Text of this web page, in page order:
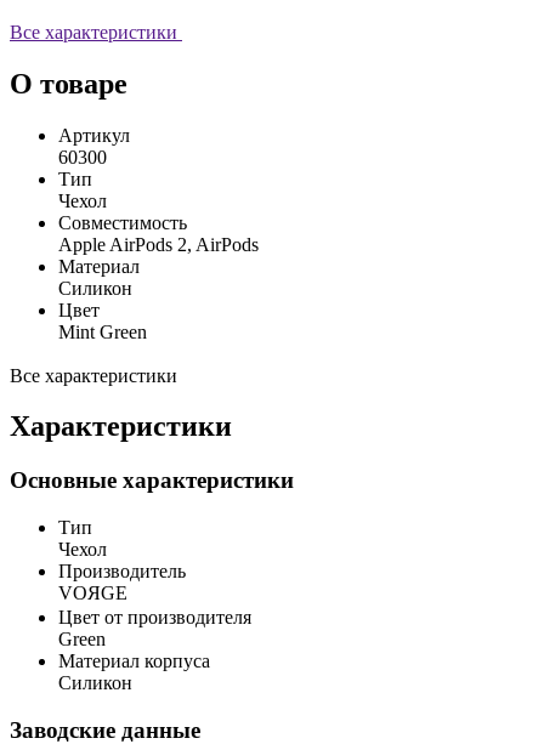
Все характеристики
О товаре
Артикул
60300
Тип
Чехол
Совместимость
Apple AirPods 2, AirPods
Материал
Силикон
Цвет
Mint Green
Все характеристики
Характеристики
Основные характеристики
Тип
Чехол
Производитель
VOЯGE
Цвет от производителя
Green
Материал корпуса
Силикон
Заводские данные